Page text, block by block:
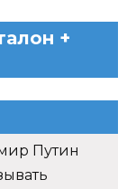
+
Путин